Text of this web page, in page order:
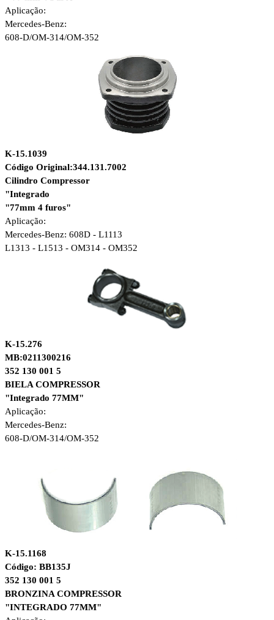
Aplicação:
Mercedes-Benz:
608-D/OM-314/OM-352
K-15.1039
Código Original:344.131.7002
Cilindro Compressor
"Integrado
"77mm 4 furos"
Aplicação:
Mercedes-Benz: 608D - L1113
L1313 - L1513 - OM314 - OM352
K-15.276
MB:0211300216
352 130 001 5
BIELA COMPRESSOR
"Integrado 77MM"
Aplicação:
Mercedes-Benz:
608-D/OM-314/OM-352
K-15.1168
Código: BB135J
352 130 001 5
BRONZINA COMPRESSOR
"INTEGRADO 77MM"